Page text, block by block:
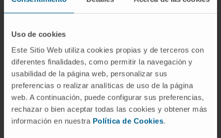
Uso de cookies
Este Sitio Web utiliza cookies propias y de terceros con
diferentes finalidades, como permitir la navegación y
usabilidad de la página web, personalizar sus
preferencias o realizar analíticas de uso de la página
web. A continuación, puede configurar sus preferencias,
rechazar o bien aceptar todas las cookies y obtener más
información en nuestra Política de Cookies.
obesidad. El de Fogarty tiene una finalidad
única: atrapar y retirar material trombótico del
interior de un vaso.
Preguntas frecuentes
¿Por qué lleva el nombre de
Fogarty?